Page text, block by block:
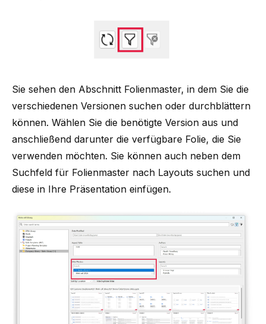
Sie sehen den Abschnitt Folienmaster, in dem Sie die
verschiedenen Versionen suchen oder durchblättern
können. Wählen Sie die benötigte Version aus und
anschließend darunter die verfügbare Folie, die Sie
verwenden möchten. Sie können auch neben dem
Suchfeld für Folienmaster nach Layouts suchen und
diese in Ihre Präsentation einfügen.